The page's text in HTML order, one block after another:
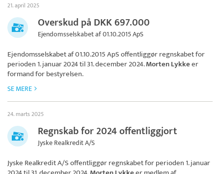
21. april 2025
Overskud på DKK 697.000
Ejendomsselskabet af 01.10.2015 ApS
Ejendomsselskabet af 01.10.2015 ApSoffentliggør regnskabet for
perioden 1. januar 2024 til 31. december 2024.Morten Lykkeer
formand for bestyrelsen.
SE MERE
24. marts 2025
Regnskab for 2024 offentliggjort
Jyske Realkredit A/S
Jyske Realkredit A/Soffentliggør regnskabet for perioden 1. januar